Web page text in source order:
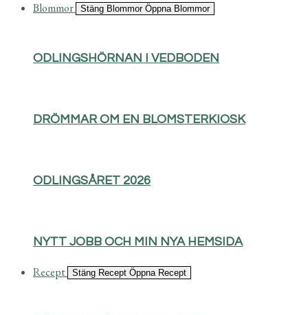
Blommor Stäng Blommor Öppna Blommor
ODLINGSHÖRNAN I VEDBODEN
DRÖMMAR OM EN BLOMSTERKIOSK
ODLINGSÅRET 2026
NYTT JOBB OCH MIN NYA HEMSIDA
Recept Stäng Recept Öppna Recept